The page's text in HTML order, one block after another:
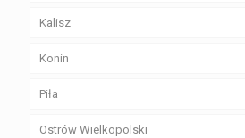
Kalisz
Konin
Piła
Ostrów Wielkopolski